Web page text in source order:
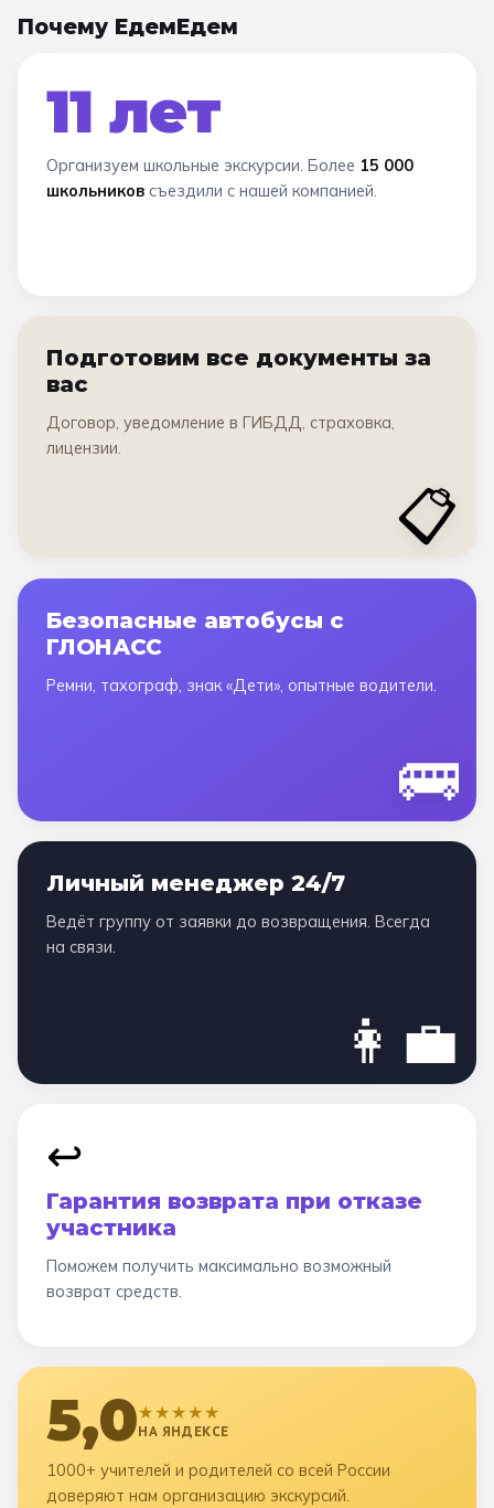
Почему ЕдемЕдем
11 лет
Организуем школьные экскурсии. Более 15 000
школьников съездили с нашей компанией.
Подготовим все документы за
вас
Договор, уведомление в ГИБДД, страховка,
лицензии.
📋
Безопасные автобусы с
ГЛОНАСС
Ремни, тахограф, знак «Дети», опытные водители.
🚌
Личный менеджер 24/7
Ведёт группу от заявки до возвращения. Всегда
на связи.
👩‍💼
↩️
Гарантия возврата при отказе
участника
Поможем получить максимально возможный
возврат средств.
5,0★★★★★
НА ЯНДЕКСЕ
1000+ учителей и родителей со всей России
доверяют нам организацию экскурсий.